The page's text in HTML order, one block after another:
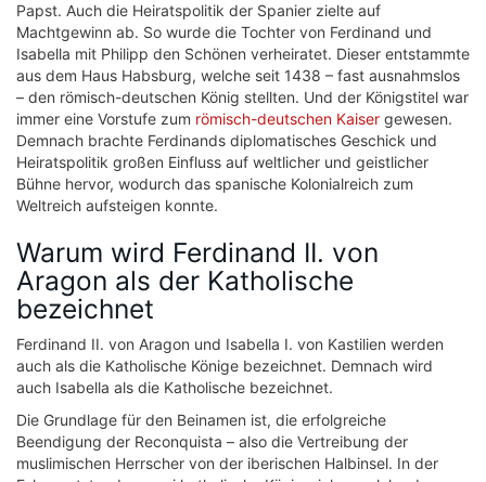
Papst. Auch die Heiratspolitik der Spanier zielte auf
Machtgewinn ab. So wurde die Tochter von Ferdinand und
Isabella mit Philipp den Schönen verheiratet. Dieser entstammte
aus dem Haus Habsburg, welche seit 1438 – fast ausnahmslos
– den römisch-deutschen König stellten. Und der Königstitel war
immer eine Vorstufe zum römisch-deutschen Kaiser gewesen.
Demnach brachte Ferdinands diplomatisches Geschick und
Heiratspolitik großen Einfluss auf weltlicher und geistlicher
Bühne hervor, wodurch das spanische Kolonialreich zum
Weltreich aufsteigen konnte.
Warum wird Ferdinand II. von
Aragon als der Katholische
bezeichnet
Ferdinand II. von Aragon und Isabella I. von Kastilien werden
auch als die Katholische Könige bezeichnet. Demnach wird
auch Isabella als die Katholische bezeichnet.
Die Grundlage für den Beinamen ist, die erfolgreiche
Beendigung der Reconquista – also die Vertreibung der
muslimischen Herrscher von der iberischen Halbinsel. In der